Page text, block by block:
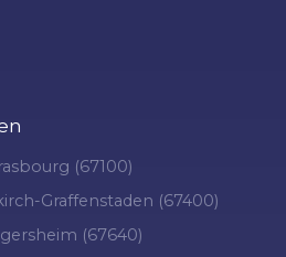
(67100)
Graffenstaden (67400)
(67640)